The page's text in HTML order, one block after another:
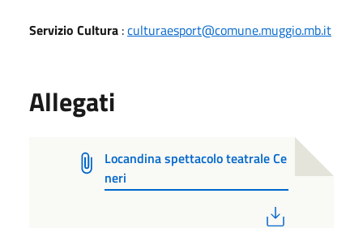
Servizio Cultura :culturaesport@comune.muggio.mb.it
Allegati
Locandina spettacolo teatrale Ce
neri